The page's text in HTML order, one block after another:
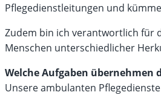
Pflegedienstleitungen und
Zudem bin ich verantwortlich für
Menschen unterschiedlicher
Welche Aufgaben übernehmen
Unsere ambulanten